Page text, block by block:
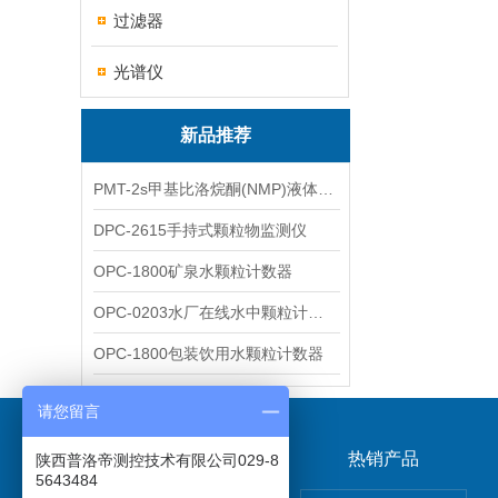
过滤器
光谱仪
新品推荐
DPC-2615手持式颗粒物监测仪
OPC-1800矿泉水颗粒计数器
OPC-1800包装饮用水颗粒计数器
关于我们 热销产品
请您留言
陕西普洛帝测控技术有限公司029-8
5643484